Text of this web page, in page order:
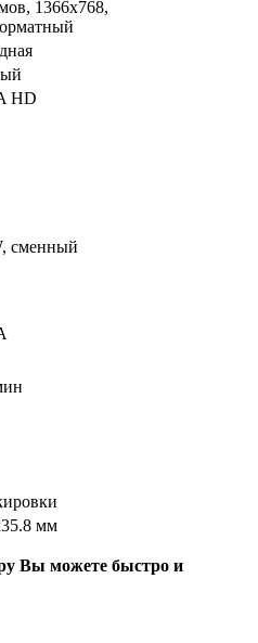
1366x768,
HD
сменный
мм
Вы можете быстро и